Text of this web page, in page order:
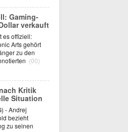
Gaming-
verkauft
es offiziell:
Arts gehört
zu den
(00)
Kritik
Situation
- Andrej
bezieht
zu seinen